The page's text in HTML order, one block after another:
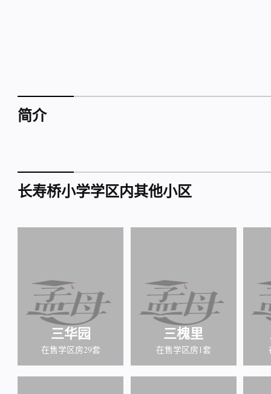
简介
长寿桥小学学区内其他小区
三华园
在售学区房29套
三槐里
在售学区房1套